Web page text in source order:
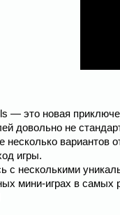
— это новая
довольно не
несколько вариантов
игры.
с несколькими
мини-играх в